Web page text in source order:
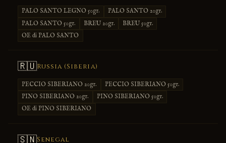
PALO SANTO LEGNO 50gr.
PALO SANTO 20gr.
PALO SANTO 50gr.
BREU 20gr.
BREU 50gr.
OE di PALO SANTO
🇷🇺Russia (Siberia)
PECCIO SIBERIANO 20gr.
PECCIO SIBERIANO 50gr.
PINO SIBERIANO 20gr.
PINO SIBERIANO 50gr.
OE di PINO SIBERIANO
🇸🇳Senegal